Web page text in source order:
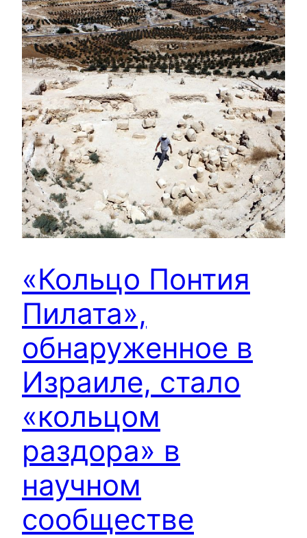
«Кольцо Понтия
Пилата»,
обнаруженное в
Израиле, стало
«кольцом
раздора» в
научном
сообществе